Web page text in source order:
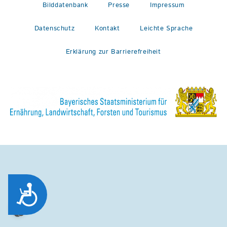
Zug&auml;nglichkeit
Bilddatenbank Presse Impressum
Datenschutz Kontakt Leichte Sprache
Erklärung zur Barrierefreiheit